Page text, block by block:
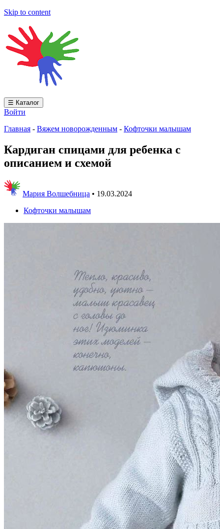
Skip to content
☰ Каталог
Войти
Главная - Вяжем новорожденным - Кофточки малышам
Кардиган спицами для ребенка с
описанием и схемой
Мария Волшебница • 19.03.2024
Кофточки малышам